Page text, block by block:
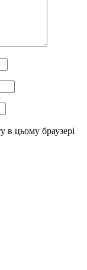
в цьому браузері